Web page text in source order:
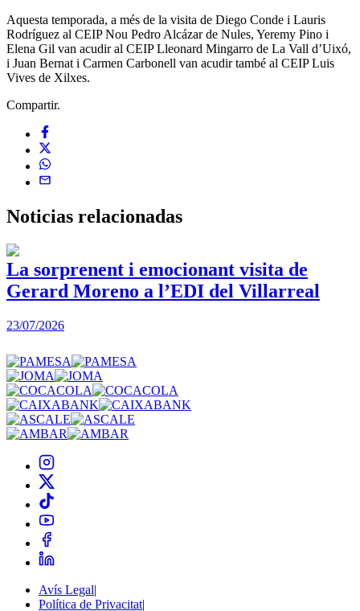
Aquesta temporada, a més de la visita de Diego Conde i Lauris
Rodríguez al CEIP Nou Pedro Alcázar de Nules, Yeremy Pino i
Elena Gil van acudir al CEIP Lleonard Mingarro de La Vall d’Uixó,
i Juan Bernat i Carmen Carbonell van acudir també al CEIP Luis
Vives de Xilxes.
Compartir.
Noticias relacionadas
La sorprenent i emocionant visita de
Gerard Moreno a l’EDI del Villarreal
23/07/2026
Avís Legal|
Política de Privacitat|